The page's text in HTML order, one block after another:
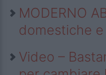
MODERNO
domestiche
Video –